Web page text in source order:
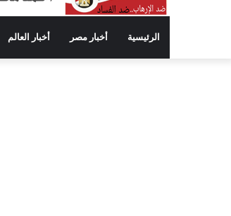
الرئيسية أخبار مصر أخبار العالم